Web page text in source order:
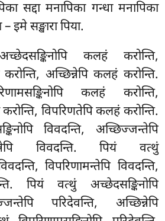
सद्दा मनापिका गन्धा मनापिका
इमे सङ्खारा पिया.
अच्छेदसङ्किनोपि कलहं करोन्ति,
अच्छिन्नेपि कलहं करोन्ति.
कलहं करोन्ति,
विपरिणतेपि कलहं करोन्ति.
विवदन्ति, अच्छिज्जन्तेपि
विवदन्ति. पियं वत्थुं
विपरिणामन्तेपि विवदन्ति,
पियं वत्थुं अच्छेदसङ्किनोपि
परिदेवन्ति, अच्छिन्नेपि